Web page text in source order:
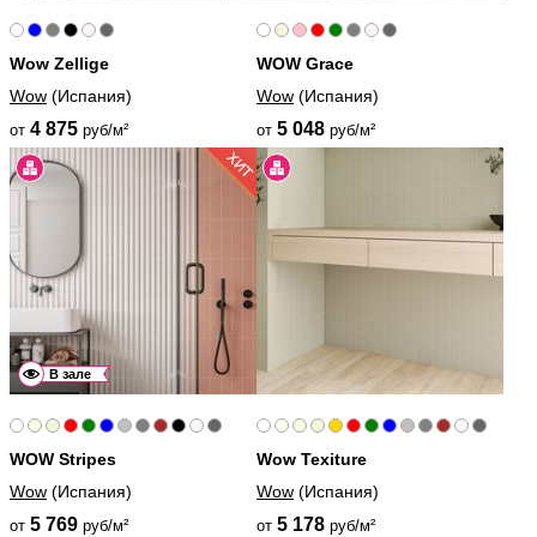
Wow Zellige
Wow (Испания)
от 4 875 руб/м²
WOW Grace
Wow (Испания)
от 5 048 руб/м²
В зале
WOW Stripes
Wow (Испания)
от 5 769 руб/м²
Wow Texiture
Wow (Испания)
от 5 178 руб/м²